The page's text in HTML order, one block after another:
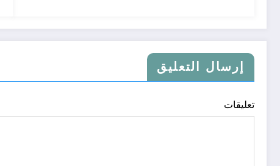
إرسال التعليق
تعليقات